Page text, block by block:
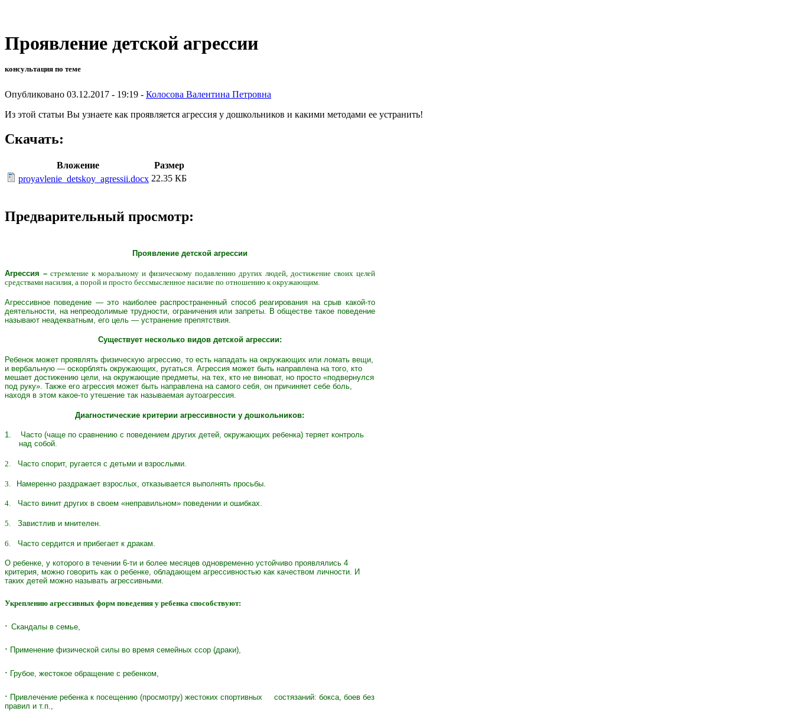
Проявление детской агрессии
консультация по теме
Опубликовано 03.12.2017 - 19:19 - Колосова Валентина Петровна
Из этой статьи Вы узнаете как проявляется агрессия у дошкольников и какими методами ее устранить!
Скачать:
Вложение
Размер
proyavlenie_detskoy_agressii.docx 22.35 КБ
Предварительный просмотр:
Проявление детской агрессии
Агрессия –стремление к моральному и физическому подавлению других людей, достижение своих целей
средствами насилия, а порой и просто бессмысленное насилие по отношению к окружающим.
Агрессивное поведение — это наиболее распространенный способ реагирования на срыв какой-то
деятельности, на непреодолимые трудности, ограничения или запреты. В обществе такое поведение
называют неадекватным, его цель — устранение препятствия.
Существует несколько видов детской агрессии:
Ребенок может проявлять физическую агрессию, то есть нападать на окружающих или ломать вещи,
и вербальную — оскорблять окружающих, ругаться. Агрессия может быть направлена на того, кто
мешает достижению цели, на окружающие предметы, на тех, кто не виноват, но просто «подвернулся
под руку». Также его агрессия может быть направлена на самого себя, он причиняет себе боль,
находя в этом какое-то утешение так называемая аутоагрессия.
Диагностические критерии агрессивности у дошкольников:
1. Часто (чаще по сравнению с поведением других детей, окружающих ребенка) теряет контроль
над собой.
2. Часто спорит, ругается с детьми и взрослыми.
3. Намеренно раздражает взрослых, отказывается выполнять просьбы.
4. Часто винит других в своем «неправильном» поведении и ошибках.
5. Завистлив и мнителен.
6. Часто сердится и прибегает к дракам.
О ребенке, у которого в течении 6-ти и более месяцев одновременно устойчиво проявлялись 4
критерия, можно говорить как о ребенке, обладающем агрессивностью как качеством личности. И
таких детей можно называть агрессивными.
Укреплению агрессивных форм поведения у ребенка способствуют:
∙ Скандалы в семье,
∙ Применение физической силы во время семейных ссор (драки),
∙ Грубое, жестокое обращение с ребенком,
∙ Привлечение ребенка к посещению (просмотру) жестоких спортивных состязаний: бокса, боев без
правил и т.п.,